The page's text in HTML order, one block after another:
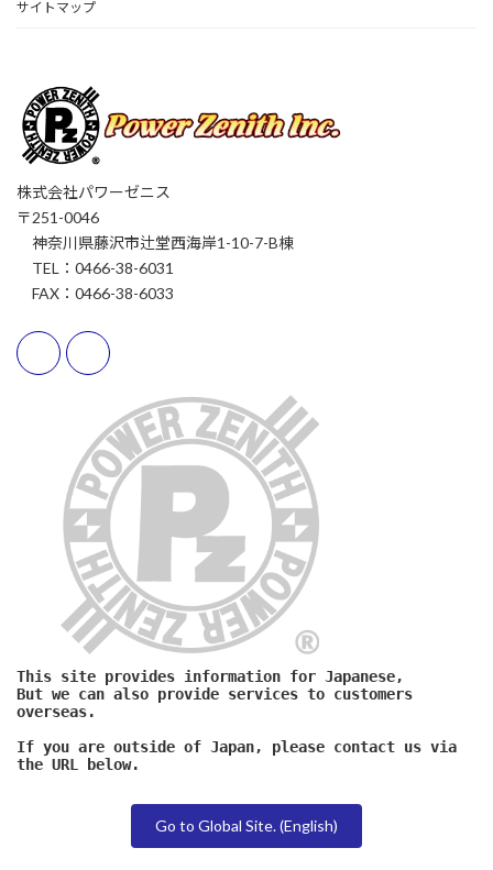
サイトマップ
株式会社パワーゼニス
〒251-0046
神奈川県藤沢市辻堂西海岸1-10-7-B棟
TEL：0466-38-6031
FAX：0466-38-6033
This site provides information for Japanese,
But we can also provide services to customers
overseas.
If you are outside of Japan, please contact us via
the URL below.
Go to Global Site. (English)